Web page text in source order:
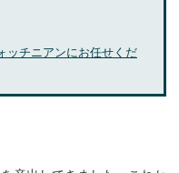
ッチニアンにお任せくだ